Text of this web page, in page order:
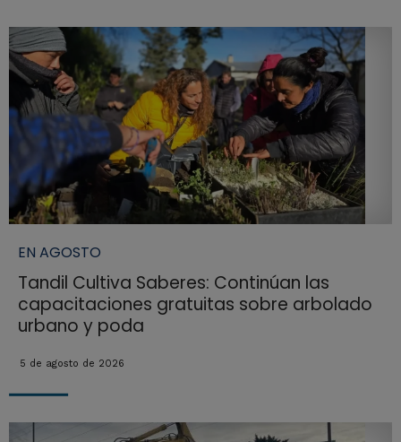
EN AGOSTO
Tandil Cultiva Saberes: Continúan las
capacitaciones gratuitas sobre arbolado
urbano y poda
5 de agosto de 2026